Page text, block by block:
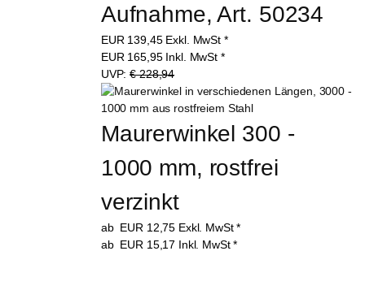
Aufnahme, Art. 50234
EUR 139,45 Exkl. MwSt *
EUR 165,95 Inkl. MwSt *
UVP:€ 228,94
Maurerwinkel 300 -
1000 mm, rostfrei
verzinkt
ab EUR 12,75 Exkl. MwSt *
ab EUR 15,17 Inkl. MwSt *